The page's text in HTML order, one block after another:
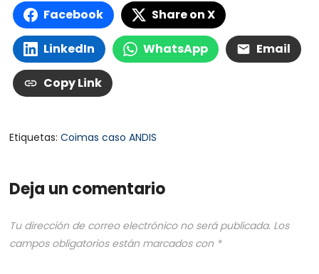
Facebook Share on X
LinkedIn WhatsApp Email
Copy Link
Etiquetas:Coimas caso ANDIS
Deja un comentario
Tu dirección de correo electrónico no será publicada. Los
campos obligatorios están marcados con *